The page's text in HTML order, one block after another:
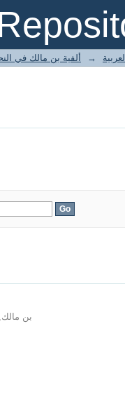
→ ألفية بن مالك في
بن